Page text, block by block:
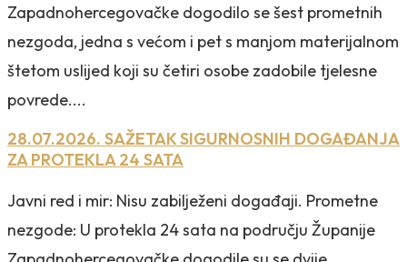
Zapadnohercegovačke dogodilo se šest prometnih
nezgoda, jedna s većom i pet s manjom materijalnom
štetom uslijed koji su četiri osobe zadobile tjelesne
povrede....
28.07.2026. SAŽETAK SIGURNOSNIH DOGAĐANJA
ZA PROTEKLA 24 SATA
Javni red i mir: Nisu zabilježeni događaji. Prometne
nezgode: U protekla 24 sata na području Županije